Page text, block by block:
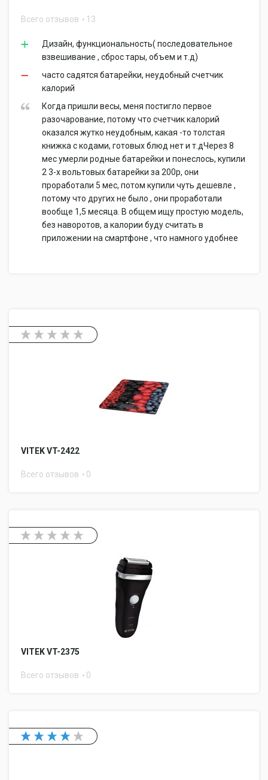
Всего отзывов 13
Дизайн, функциональность( последовательное
взвешивание , сброс тары, объем и т.д)
часто садятся батарейки, неудобный счетчик
калорий
Когда пришли весы, меня постигло первое
разочарование, потому что счетчик калорий
оказался жутко неудобным, какая -то толстая
книжка с кодами, готовых блюд нет и т.дЧерез 8
мес умерли родные батарейки и понеслось, купили
2 3-х вольтовых батарейки за 200р, они
проработали 5 мес, потом купили чуть дешевле ,
потому что других не было , они проработали
вообще 1,5 месяца. В общем ищу простую модель,
без наворотов, а калории буду считать в
приложении на смартфоне , что намного удобнее
VITEK VT-2422
Всего отзывов 0
VITEK VT-2375
Всего отзывов 0